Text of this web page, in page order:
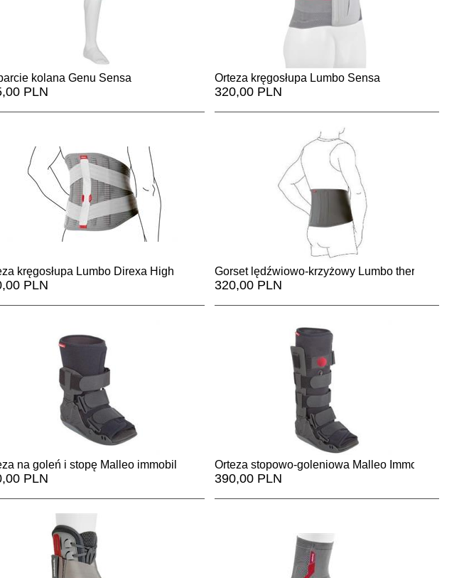
kolana Genu Sensa
PLN
Orteza kręgosłupa Lumbo Sensa
320,00 PLN
kręgosłupa Lumbo Direxa High
PLN
Gorset lędźwiowo-krzyżowy Lumbo therma
320,00 PLN
na goleń i stopę Malleo immobil walker low
PLN
Orteza stopowo-goleniowa Malleo Immobil Air
390,00 PLN